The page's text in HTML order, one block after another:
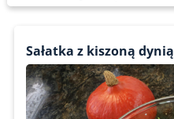
Sałatka z kiszoną dynią